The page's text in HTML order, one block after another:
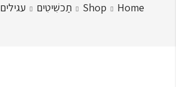
Home
Shop תַכשִׁיטִים עגילים